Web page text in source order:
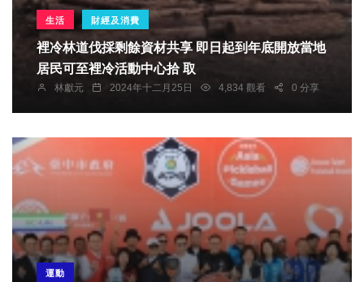
生活 財經及消費
裡冷林道伐採剩餘資材共享 即日起到年底開放當地
居民可至裡冷活動中心拾 取
林獻元 2024年十二月25日 4,834 觀看 0 分享
運動